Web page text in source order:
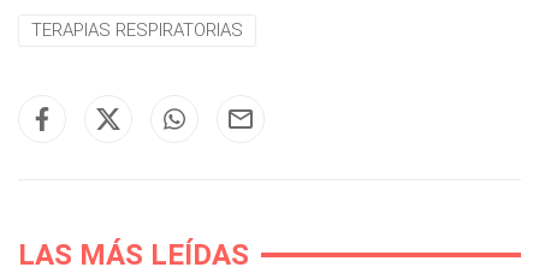
TERAPIAS RESPIRATORIAS
LAS MÁS LEÍDAS